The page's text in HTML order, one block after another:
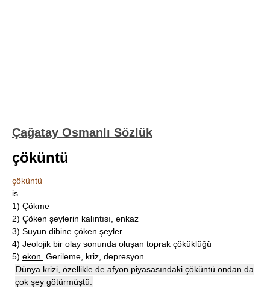
Çağatay Osmanlı Sözlük
çöküntü
çöküntü
is.
1) Çökme
2) Çöken şeylerin kalıntısı, enkaz
3) Suyun dibine çöken şeyler
4) Jeolojik bir olay sonunda oluşan toprak çöküklüğü
5) ekon. Gerileme, kriz, depresyon
Dünya krizi, özellikle de afyon piyasasındaki çöküntü ondan da
çok şey götürmüştü.